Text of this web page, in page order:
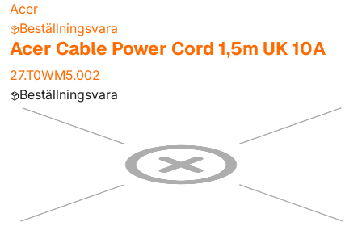
Acer
Beställningsvara
Acer Cable Power Cord 1,5m UK 10A
27.T0WM5.002
Beställningsvara